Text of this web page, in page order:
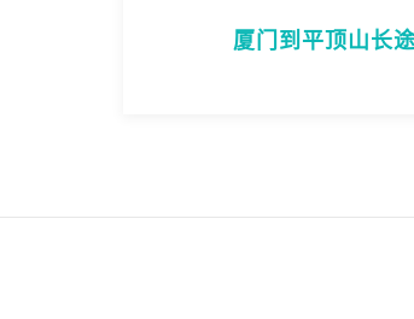
厦门到平顶山长